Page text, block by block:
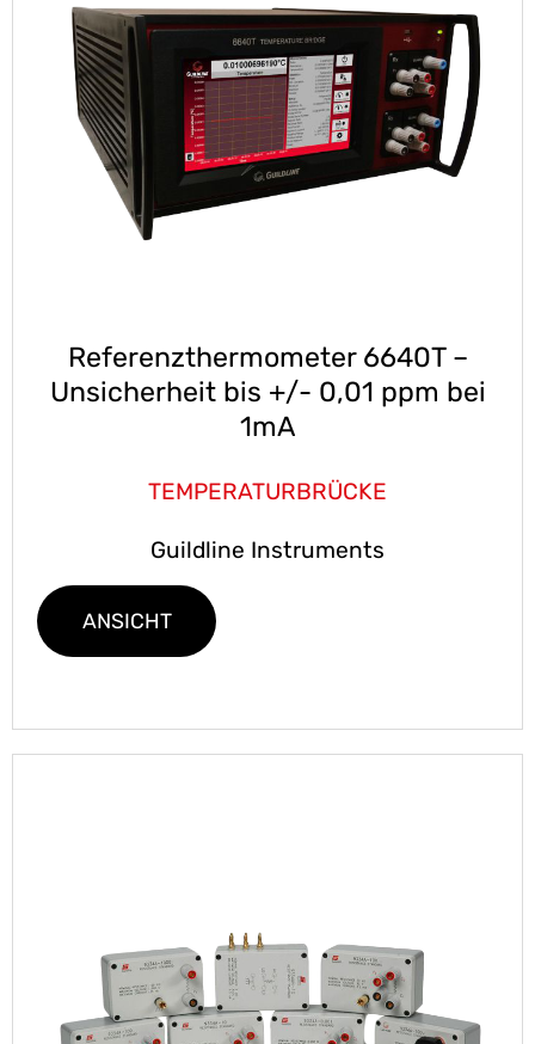
Referenzthermometer 6640T –
Unsicherheit bis +/- 0,01 ppm bei
1mA
TEMPERATURBRÜCKE
Guildline Instruments
ANSICHT